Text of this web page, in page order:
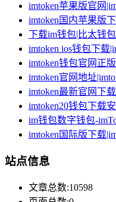
imtoken苹果版官网
imtoken国内苹果版
下载im钱包|比太钱
imtoken ios钱包下载
imtoken钱包官网正
imtoken官网地址
imtoken最新官网下
imtoken20钱包下载
im钱包数字钱包-
imtoken国际版下载
站点信息
文章总数:10598